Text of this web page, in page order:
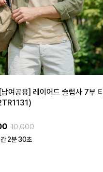
여공용] 레이어드 슬럽사 7부 티
10,000
2분 30초